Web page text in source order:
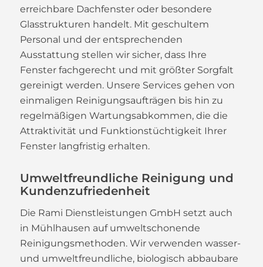
erreichbare Dachfenster oder besondere
Glasstrukturen handelt. Mit geschultem
Personal und der entsprechenden
Ausstattung stellen wir sicher, dass Ihre
Fenster fachgerecht und mit größter Sorgfalt
gereinigt werden. Unsere Services gehen von
einmaligen Reinigungsaufträgen bis hin zu
regelmäßigen Wartungsabkommen, die die
Attraktivität und Funktionstüchtigkeit Ihrer
Fenster langfristig erhalten.
Umweltfreundliche Reinigung und
Kundenzufriedenheit
Die Rami Dienstleistungen GmbH setzt auch
in Mühlhausen auf umweltschonende
Reinigungsmethoden. Wir verwenden wasser-
und umweltfreundliche, biologisch abbaubare